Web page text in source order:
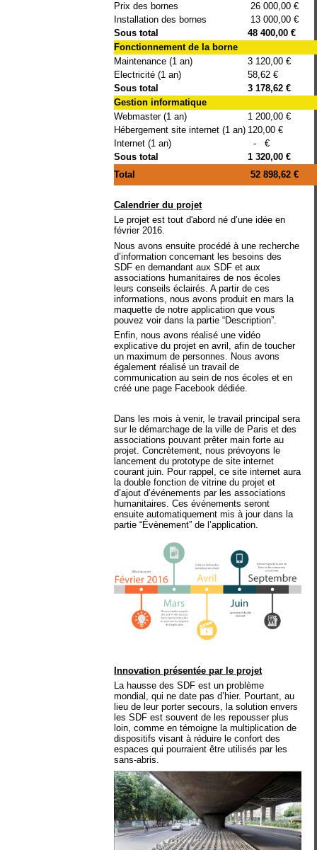
Prix des bornes
26 000,00 €
Installation des bornes
13 000,00 €
Sous total
48 400,00 €
Fonctionnement de la borne
Maintenance (1 an)
3 120,00 €
Electricité (1 an)
58,62 €
Sous total
3 178,62 €
Gestion informatique
Webmaster (1 an)
1 200,00 €
Hébergement site internet (1 an) 120,00 €
Internet (1 an)
- €
Sous total
1 320,00 €
Total
52 898,62 €
Calendrier du projet
Le projet est tout d'abord né d’une idée en
février 2016.
Nous avons ensuite procédé à une recherche
d’information concernant les besoins des
SDF en demandant aux SDF et aux
associations humanitaires de nos écoles
leurs conseils éclairés. A partir de ces
informations, nous avons produit en mars la
maquette de notre application que vous
pouvez voir dans la partie “Description”.
Enfin, nous avons réalisé une vidéo
explicative du projet en avril, afin de toucher
un maximum de personnes. Nous avons
également réalisé un travail de
communication au sein de nos écoles et en
créé une page Facebook dédiée.
Dans les mois à venir, le travail principal sera
sur le démarchage de la ville de Paris et des
associations pouvant prêter main forte au
projet. Concrètement, nous prévoyons le
lancement du prototype de site internet
courant juin. Pour rappel, ce site internet aura
la double fonction de vitrine du projet et
d’ajout d’événements par les associations
humanitaires. Ces événements seront
ensuite automatiquement mis à jour dans la
partie “Évènement” de l’application.
Innovation présentée par le projet
La hausse des SDF est un problème
mondial, qui ne date pas d’hier. Pourtant, au
lieu de leur porter secours, la solution envers
les SDF est souvent de les repousser plus
loin, comme en témoigne la multiplication de
dispositifs visant à réduire le confort des
espaces qui pourraient être utilisés par les
sans-abris.